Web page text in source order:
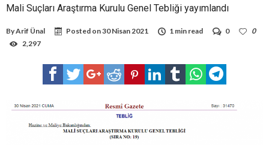
Mali Suçları Araştırma Kurulu Genel Tebliği yayımlandı
ByArif Ünal Posted on30 Nisan 2021 1 min read 0
0
2,297